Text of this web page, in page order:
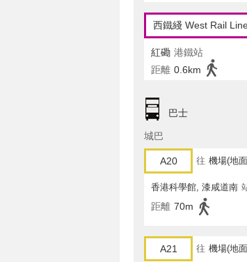
西鐵綫 West Rail
紅磡 港鐵站
距離 0.6km
巴士
城巴
A20 往 機場(地
香港科學館, 漆咸道南
距離 70m
A21 往 機場(地